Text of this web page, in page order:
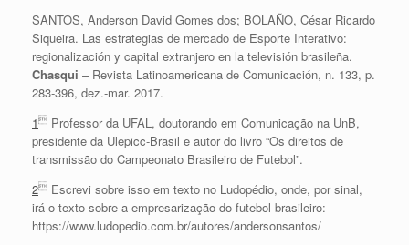
SANTOS, Anderson David Gomes dos; BOLAÑO, César Ricardo
Siqueira. Las estrategias de mercado de Esporte Interativo:
regionalización y capital extranjero en la televisión brasileña.
Chasqui – Revista Latinoamericana de Comunicación, n. 133, p.
283-396, dez.-mar. 2017.
1 Professor da UFAL, doutorando em Comunicação na UnB,
presidente da Ulepicc-Brasil e autor do livro “Os direitos de
transmissão do Campeonato Brasileiro de Futebol”.
2 Escrevi sobre isso em texto no Ludopédio, onde, por sinal,
irá o texto sobre a empresarização do futebol brasileiro:
https://www.ludopedio.com.br/autores/andersonsantos/